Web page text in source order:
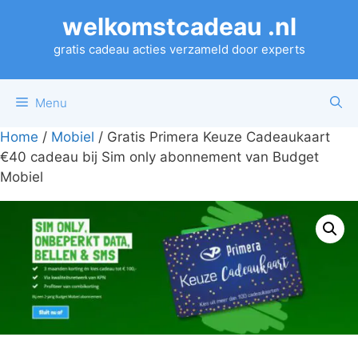
welkomstcadeau .nl
gratis cadeau acties verzameld door experts
Menu
Home / Mobiel / Gratis Primera Keuze Cadeaukaart
€40 cadeau bij Sim only abonnement van Budget
Mobiel